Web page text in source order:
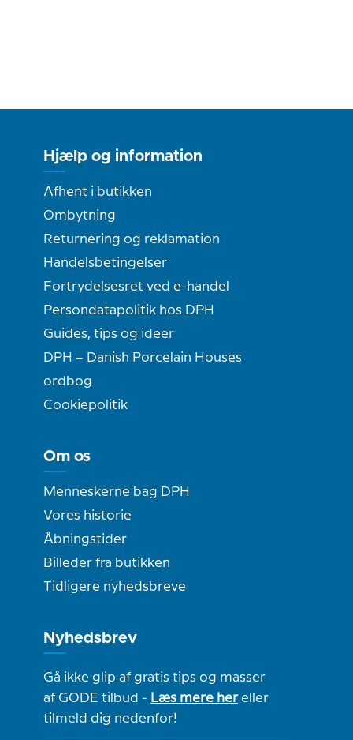
Hjælp og information
Afhent i butikken
Ombytning
Returnering og reklamation
Handelsbetingelser
Fortrydelsesret ved e-handel
Persondatapolitik hos DPH
Guides, tips og ideer
DPH – Danish Porcelain Houses
ordbog
Cookiepolitik
Om os
Menneskerne bag DPH
Vores historie
Åbningstider
Billeder fra butikken
Tidligere nyhedsbreve
Nyhedsbrev
Gå ikke glip af gratis tips og masser
af GODE tilbud - Læs mere hereller
tilmeld dig nedenfor!